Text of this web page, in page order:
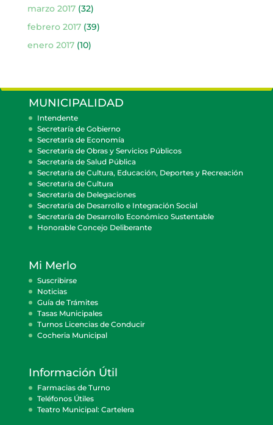
marzo 2017(32)
febrero 2017(39)
enero 2017(10)
MUNICIPALIDAD
Intendente
Secretaría de Gobierno
Secretaría de Economía
Secretaría de Obras y Servicios Públicos
Secretaría de Salud Pública
Secretaría de Cultura, Educación, Deportes y Recreación
Secretaría de Cultura
Secretaría de Delegaciones
Secretaría de Desarrollo e Integración Social
Secretaría de Desarrollo Económico Sustentable
Honorable Concejo Deliberante
Mi Merlo
Suscribirse
Noticias
Guía de Trámites
Tasas Municipales
Turnos Licencias de Conducir
Cocheria Municipal
Información Útil
Farmacias de Turno
Teléfonos Útiles
Teatro Municipal: Cartelera